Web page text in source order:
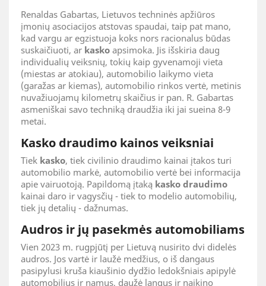
Renaldas Gabartas, Lietuvos techninės apžiūros
įmonių asociacijos atstovas spaudai, taip pat mano,
kad vargu ar egzistuoja koks nors racionalus būdas
suskaičiuoti, ar kasko apsimoka. Jis išskiria daug
individualių veiksnių, tokių kaip gyvenamoji vieta
(miestas ar atokiau), automobilio laikymo vieta
(garažas ar kiemas), automobilio rinkos vertė, metinis
nuvažiuojamų kilometrų skaičius ir pan. R. Gabartas
asmeniškai savo techniką draudžia iki jai sueina 8-9
metai.
Kasko draudimo kainos veiksniai
Tiek kasko, tiek civilinio draudimo kainai įtakos turi
automobilio markė, automobilio vertė bei informacija
apie vairuotoją. Papildomą įtaką kasko draudimo
kainai daro ir vagysčių - tiek to modelio automobilių,
tiek jų detalių - dažnumas.
Audros ir jų pasekmės automobiliams
Vien 2023 m. rugpjūtį per Lietuvą nusirito dvi didelės
audros. Jos vartė ir laužė medžius, o iš dangaus
pasipylusi kruša kiaušinio dydžio ledokšniais apipylė
automobilius ir namus, daužė langus ir naikino